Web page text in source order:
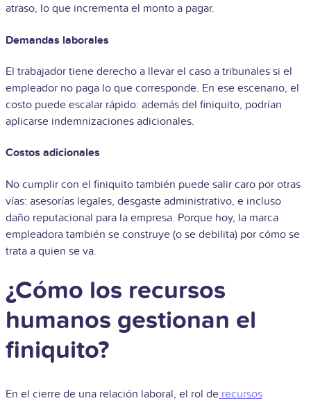
atraso, lo que incrementa el monto a pagar.
Demandas laborales
El trabajador tiene derecho a llevar el caso a tribunales si el
empleador no paga lo que corresponde. En ese escenario, el
costo puede escalar rápido: además del finiquito, podrían
aplicarse indemnizaciones adicionales.
Costos adicionales
No cumplir con el finiquito también puede salir caro por otras
vías: asesorías legales, desgaste administrativo, e incluso
daño reputacional para la empresa. Porque hoy, la marca
empleadora también se construye (o se debilita) por cómo se
trata a quien se va.
¿Cómo los recursos
humanos gestionan el
finiquito?
En el cierre de una relación laboral, el rol de recursos